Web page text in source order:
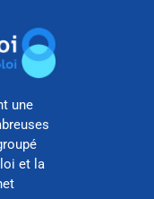
une
et la